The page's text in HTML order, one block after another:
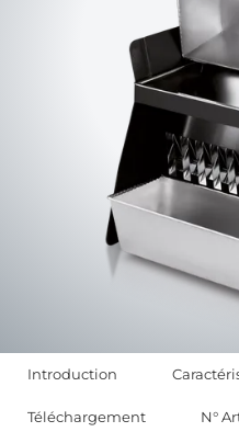
Introduction
Téléchargement N°